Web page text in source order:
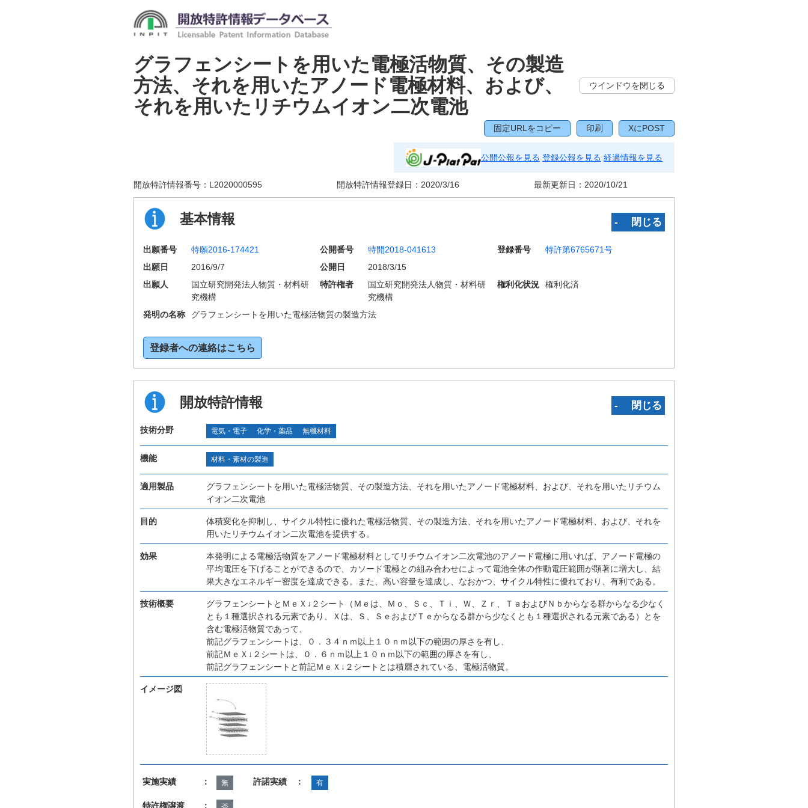
グラフェンシートを用いた電極活物質、その製造
方法、それを用いたアノード電極材料、および、
それを用いたリチウムイオン二次電池
ウインドウを閉じる
固定URLをコピー 印刷 XにPOST
公開公報を見る 登録公報を見る 経過情報を見る
開放特許情報番号： L2020000595 開放特許情報登録日： 2020/3/16 最新更新日： 2020/10/21
基本情報 ‐ 閉じる
出願番号 特願2016-174421 公開番号 特開2018-041613 登録番号
特許第6765671号
出願日
2016/9/7 公開日
2018/3/15
出願人
国立研究開発法人物質・材料研
究機構
特許権者
国立研究開発法人物質・材料研
究機構
権利化状況 権利化済
発明の名称 グラフェンシートを用いた電極活物質の製造方法
登録者への連絡はこちら
開放特許情報 ‐ 閉じる
技術分野 電気・電子 化学・薬品 無機材料
機能 材料・素材の製造
適用製品
グラフェンシートを用いた電極活物質、その製造方法、それを用いたアノード電極材料、および、それを用いたリチウム
イオン二次電池
目的
体積変化を抑制し、サイクル特性に優れた電極活物質、その製造方法、それを用いたアノード電極材料、および、それを
用いたリチウムイオン二次電池を提供する。
効果
本発明による電極活物質をアノード電極材料としてリチウムイオン二次電池のアノード電極に用いれば、アノード電極の
平均電圧を下げることができるので、カソード電極との組み合わせによって電池全体の作動電圧範囲が顕著に増大し、結
果大きなエネルギー密度を達成できる。また、高い容量を達成し、なおかつ、サイクル特性に優れており、有利である。
技術概要
グラフェンシートとＭｅＸ↓２シート（Ｍｅは、Ｍｏ、Ｓｃ、Ｔｉ、Ｗ、Ｚｒ、ＴａおよびＮｂからなる群からなる少なく
とも１種選択される元素であり、Ｘは、Ｓ、ＳｅおよびＴｅからなる群から少なくとも１種選択される元素である）とを
含む電極活物質であって、
前記グラフェンシートは、０．３４ｎｍ以上１０ｎｍ以下の範囲の厚さを有し、
前記ＭｅＸ↓２シートは、０．６ｎｍ以上１０ｎｍ以下の範囲の厚さを有し、
前記グラフェンシートと前記ＭｅＸ↓２シートとは積層されている、電極活物質。
イメージ図
実施実績 ： 無 許諾実績 ： 有
特許権譲渡 ：